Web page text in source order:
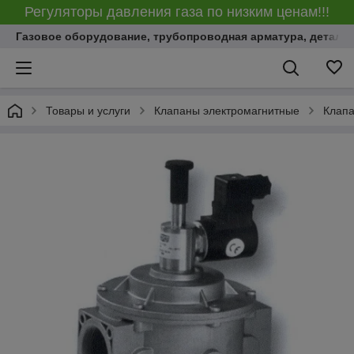
Регуляторы давления газа по низким ценам!!!
Газовое оборудование, трубопроводная арматура,
Товары и услуги Клапаны электромагнитные